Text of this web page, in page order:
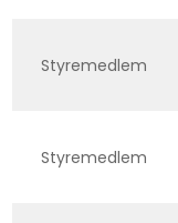
Styremedlem
Styremedlem